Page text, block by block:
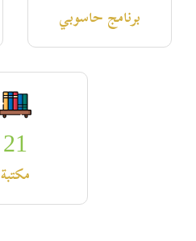
برنامج حاسوبي
21
مكتبة